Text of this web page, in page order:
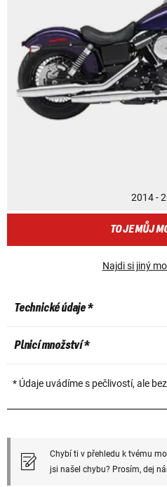
2014 -
TO JE MŮJ
Najdi si jiný
Technické údaje *
Plnicí množství *
* Údaje uvádíme s pečlivostí, ale
Chybí ti v přehledu k tvému
jsi našel chybu? Prosím, dej